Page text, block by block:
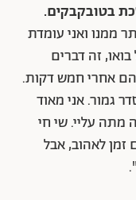
בטובקבקים.
ממנו ואני עומדת
זה דברים
20 ושכחתי מהם אחרי חמש דקות.
גמור. אני מאוד
מתה עליי. שי חי
זמן לאהוב, אבל